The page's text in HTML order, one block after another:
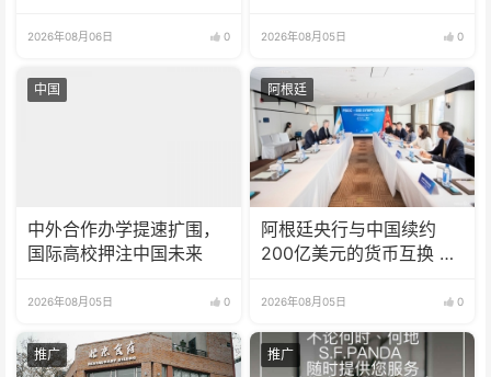
2026年08月06日 0 2026年08月05日 0
中国
中外合作办学提速扩围，
国际高校押注中国未来
2026年08月05日 0
阿根廷
阿根廷央行与中国续约
200亿美元的货币互换 有
2026年08月05日 0
推广 推广